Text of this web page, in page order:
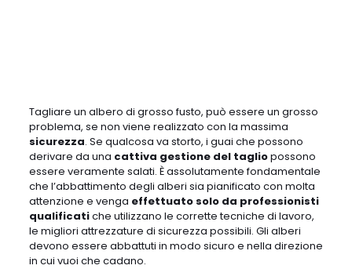
Tagliare un albero di grosso fusto, può essere un grosso
problema, se non viene realizzato con la massima
sicurezza. Se qualcosa va storto, i guai che possono
derivare da una cattiva gestione del tagliopossono
essere veramente salati. È assolutamente fondamentale
che l’abbattimento degli alberi sia pianificato con molta
attenzione e venga effettuato solo da professionisti
qualificatiche utilizzano le corrette tecniche di lavoro,
le migliori attrezzature di sicurezza possibili. Gli alberi
devono essere abbattuti in modo sicuro e nella direzione
in cui vuoi che cadano.